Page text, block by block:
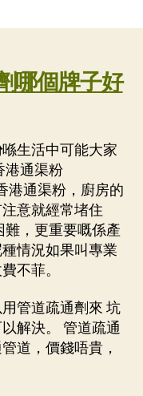
哪個牌子好
喺生活中可能大家
港通渠粉
港通渠粉，廚房的
意就經常堵住
，更重要嘅係產
情況如果叫專業
不菲。
管道疏通劑來 坑
解決。 管道疏通
道，價錢唔貴，